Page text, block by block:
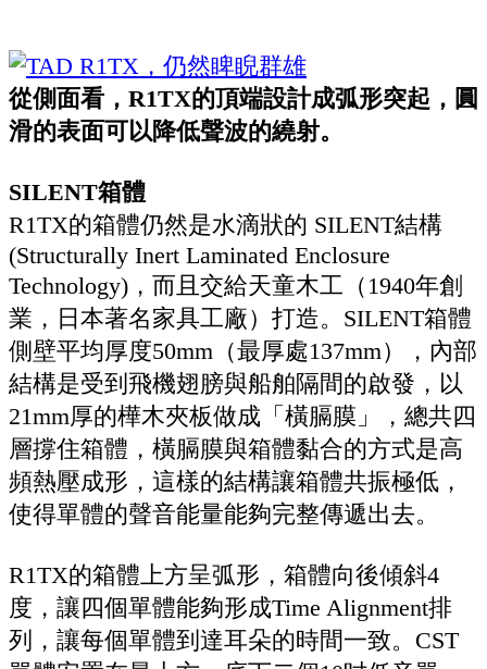
從側面看，R1TX的頂端設計成弧形突起，圓
滑的表面可以降低聲波的繞射。
SILENT箱體
R1TX的箱體仍然是水滴狀的 SILENT結構
(Structurally Inert Laminated Enclosure
Technology)，而且交給天童木工（1940年創
業，日本著名家具工廠）打造。SILENT箱體
側壁平均厚度50mm（最厚處137mm），內部
結構是受到飛機翅膀與船舶隔間的啟發，以
21mm厚的樺木夾板做成「橫膈膜」，總共四
層撐住箱體，橫膈膜與箱體黏合的方式是高
頻熱壓成形，這樣的結構讓箱體共振極低，
使得單體的聲音能量能夠完整傳遞出去。
R1TX的箱體上方呈弧形，箱體向後傾斜4
度，讓四個單體能夠形成Time Alignment排
列，讓每個單體到達耳朵的時間一致。CST